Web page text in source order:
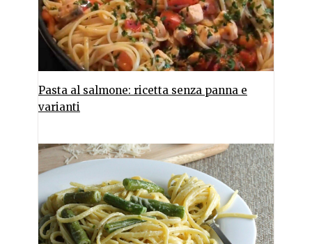
Pasta al salmone: ricetta senza panna e
varianti